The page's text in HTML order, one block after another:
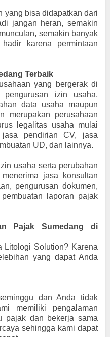
yang bisa didapatkan dari
jangan heran, semakin
semakin banyak
karena permintaan
Terbaik
yang bergerak di
pengurusan izin usaha,
data usaha maupun
merupakan perusahaan
legalitas usaha mulai
pendirian CV, jasa
UD, dan lainnya.
usaha serta perubahan
jasa konsultan
pengurusan dokumen,
laporan pajak
Pajak Sumedang di
Litologi Solution? Karena
yang dapat Anda
dan Anda tidak
memiliki pengalaman
pajak dan bekerja sama
sehingga kami dapat